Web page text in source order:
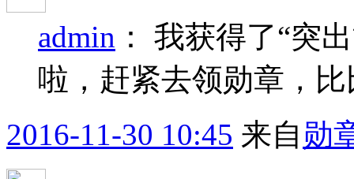
admin ： 我获得了“突
啦，赶紧去领勋章，
2016-11-30 10:45 来自 勋